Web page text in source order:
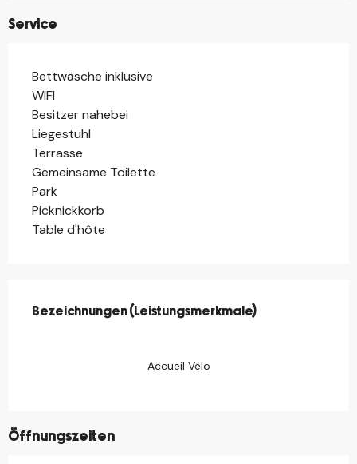
Service
Bettwäsche inklusive
WIFI
Besitzer nahebei
Liegestuhl
Terrasse
Gemeinsame Toilette
Park
Picknickkorb
Table d'hôte
Bezeichnungen (Leistungsmerkmale)
Bezeichnungen (Leistungsmerkmale)
Accueil Vélo
Öffnungszeiten